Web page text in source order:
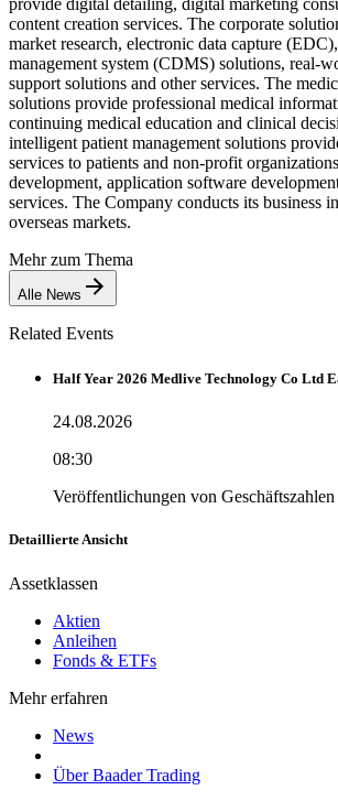
content creation services. The corporate
market research, electronic data capture
management system (CDMS) solutions, real-
support solutions and other services. The
solutions provide professional medical
continuing medical education and clinical
intelligent patient management solutions
services to patients and non-profit
development, application software
services. The Company conducts its business
overseas markets.
Mehr zum Thema
Alle News
Related Events
Half Year 2026 Medlive Technology Co Ltd
24.08.2026
08:30
Veröffentlichungen von Geschäftszahlen
Detaillierte Ansicht
Assetklassen
Aktien
Anleihen
Fonds & ETFs
Mehr erfahren
News
Über Baader Trading